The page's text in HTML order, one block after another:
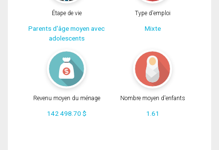
Étape de vie
Parents d'âge moyen avec
adolescents
Type d'emploi
Mixte
Revenu moyen du ménage
142 498.70 $
Nombre moyen d'enfants
1.61